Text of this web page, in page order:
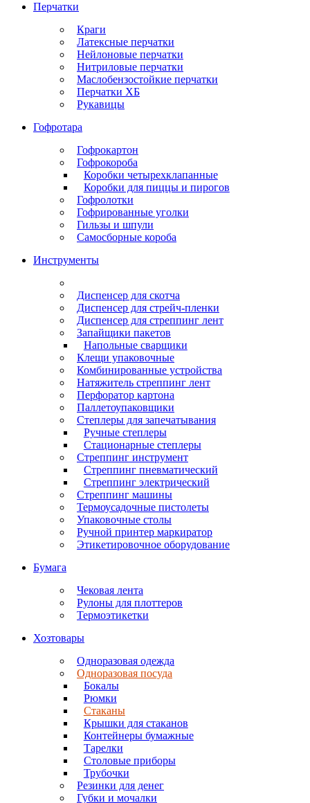
Перчатки
Краги
Латексные перчатки
Нейлоновые перчатки
Нитриловые перчатки
Маслобензостойкие перчатки
Перчатки ХБ
Рукавицы
Гофротара
Гофрокартон
Гофрокороба
Коробки четырехклапанные
Коробки для пиццы и пирогов
Гофролотки
Гофрированные уголки
Гильзы и шпули
Самосборные короба
Инструменты
Диспенсер для скотча
Диспенсер для стрейч-пленки
Диспенсер для стреппинг лент
Запайщики пакетов
Напольные сварщики
Клещи упаковочные
Комбинированные устройства
Натяжитель стреппинг лент
Перфоратор картона
Паллетоупаковщики
Степлеры для запечатывания
Ручные степлеры
Стационарные степлеры
Стреппинг инструмент
Стреппинг пневматический
Стреппинг электрический
Стреппинг машины
Термоусадочные пистолеты
Упаковочные столы
Ручной принтер маркиратор
Этикетировочное оборудование
Бумага
Чековая лента
Рулоны для плоттеров
Термоэтикетки
Хозтовары
Одноразовая одежда
Одноразовая посуда
Бокалы
Рюмки
Стаканы
Крышки для стаканов
Контейнеры бумажные
Тарелки
Столовые приборы
Трубочки
Резинки для денег
Губки и мочалки